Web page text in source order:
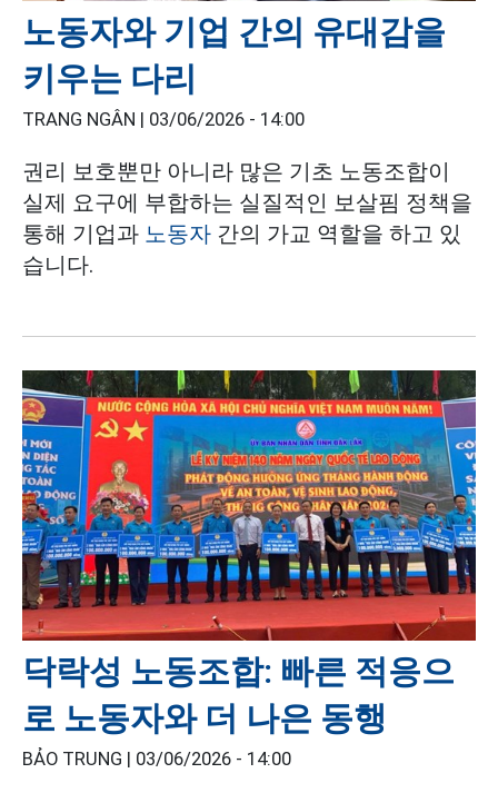
노동자와 기업 간의 유대감을
키우는 다리
TRANG NGÂN | 03/06/2026 - 14:00
권리 보호뿐만 아니라 많은 기초 노동조합이
실제 요구에 부합하는 실질적인 보살핌 정책을
통해 기업과 노동자 간의 가교 역할을 하고 있
습니다.
닥락성 노동조합: 빠른 적응으
로 노동자와 더 나은 동행
BẢO TRUNG | 03/06/2026 - 14:00